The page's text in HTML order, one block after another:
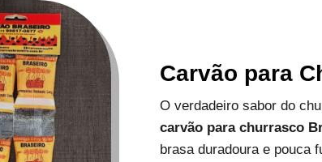
Carvão para
O verdadeiro sabor do
carvão para churrasco
brasa duradoura e pouca